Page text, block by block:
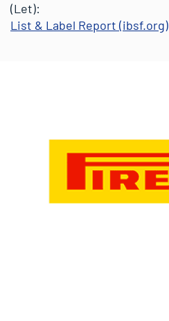
(Let):
List & Label Report (ibsf.org)